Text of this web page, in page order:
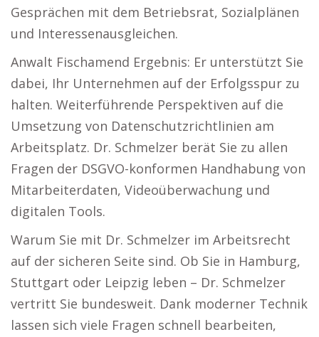
Gesprächen mit dem Betriebsrat, Sozialplänen
und Interessenausgleichen.
Anwalt Fischamend Ergebnis: Er unterstützt Sie
dabei, Ihr Unternehmen auf der Erfolgsspur zu
halten. Weiterführende Perspektiven auf die
Umsetzung von Datenschutzrichtlinien am
Arbeitsplatz. Dr. Schmelzer berät Sie zu allen
Fragen der DSGVO-konformen Handhabung von
Mitarbeiterdaten, Videoüberwachung und
digitalen Tools.
Warum Sie mit Dr. Schmelzer im Arbeitsrecht
auf der sicheren Seite sind. Ob Sie in Hamburg,
Stuttgart oder Leipzig leben – Dr. Schmelzer
vertritt Sie bundesweit. Dank moderner Technik
lassen sich viele Fragen schnell bearbeiten,